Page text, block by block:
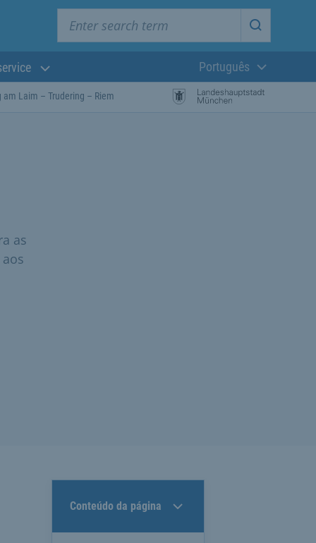
Start
Língua atual:
Português
am Laim – Trudering – Riem
as
Conteúdo da página